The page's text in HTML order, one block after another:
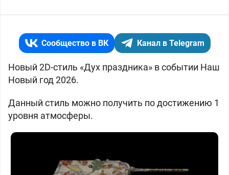
Сообщество в ВК Канал в Telegram
Новый 2D-стиль «Дух праздника» в событии Наш
Новый год 2026.
Данный стиль можно получить по достижению 1
уровня атмосферы.